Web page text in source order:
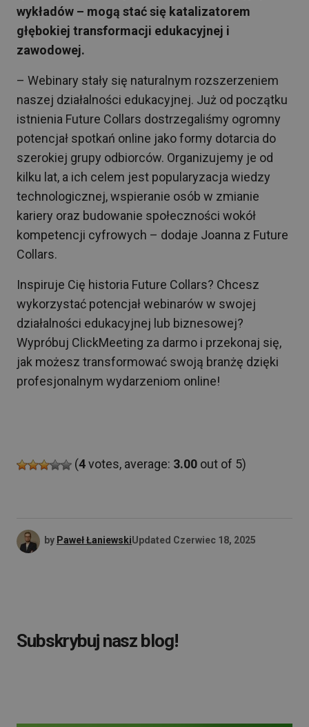
wykładów – mogą stać się katalizatorem
głębokiej transformacji edukacyjnej i
zawodowej.
– Webinary stały się naturalnym rozszerzeniem
naszej działalności edukacyjnej. Już od początku
istnienia Future Collars dostrzegaliśmy ogromny
potencjał spotkań online jako formy dotarcia do
szerokiej grupy odbiorców. Organizujemy je od
kilku lat, a ich celem jest popularyzacja wiedzy
technologicznej, wspieranie osób w zmianie
kariery oraz budowanie społeczności wokół
kompetencji cyfrowych – dodaje Joanna z Future
Collars.
Inspiruje Cię historia Future Collars? Chcesz
wykorzystać potencjał webinarów w swojej
działalności edukacyjnej lub biznesowej?
Wypróbuj ClickMeeting za darmo i przekonaj się,
jak możesz transformować swoją branżę dzięki
profesjonalnym wydarzeniom online!
(4votes, average: 3.00 out of 5)
by Paweł ŁaniewskiUpdated Czerwiec 18, 2025
Subskrybuj nasz blog!